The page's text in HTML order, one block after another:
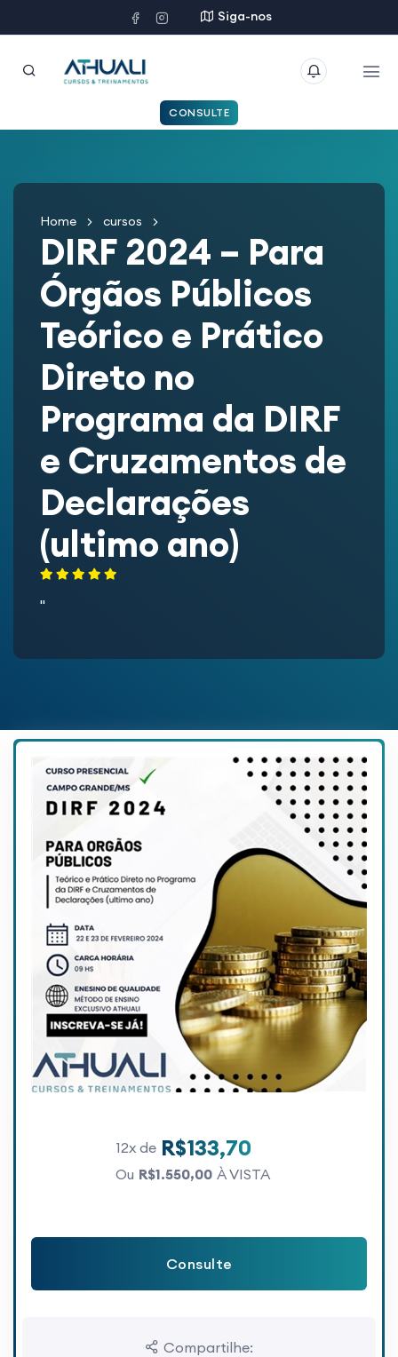
Siga-nos
CONSULTE
Home cursos
DIRF 2024 – Para
Órgãos Públicos
Teórico e Prático
Direto no
Programa da DIRF
e Cruzamentos de
Declarações
(ultimo ano)
''
12x de R$133,70
Ou R$1.550,00 À VISTA
Consulte
Compartilhe: